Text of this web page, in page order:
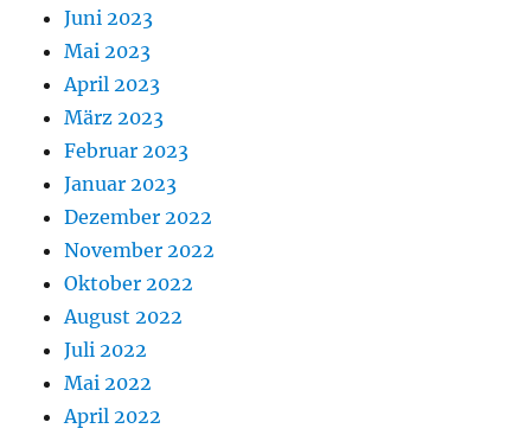
Juni 2023
Mai 2023
April 2023
März 2023
Februar 2023
Januar 2023
Dezember 2022
November 2022
Oktober 2022
August 2022
Juli 2022
Mai 2022
April 2022